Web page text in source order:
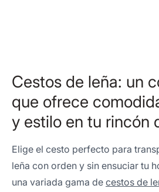
Cestos de leña: un
que ofrece
y estilo en tu rincón
Elige el cesto perfecto para
leña con orden y sin ensuciar tu
una variada gama de cestos de